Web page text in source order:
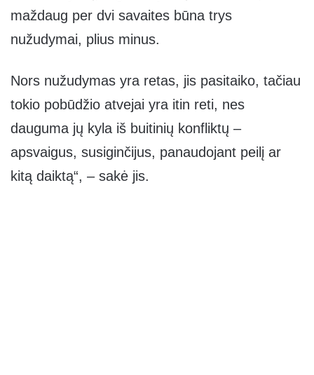
maždaug per dvi savaites būna trys
nužudymai, plius minus.
Nors nužudymas yra retas, jis pasitaiko, tačiau
tokio pobūdžio atvejai yra itin reti, nes
dauguma jų kyla iš buitinių konfliktų –
apsvaigus, susiginčijus, panaudojant peilį ar
kitą daiktą“, – sakė jis.